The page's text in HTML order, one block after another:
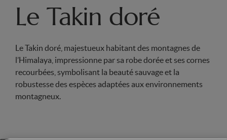
Le Takin doré
Le Takin doré, majestueux habitant des montagnes de
l’Himalaya, impressionne par sa robe dorée et ses cornes
recourbées, symbolisant la beauté sauvage et la
robustesse des espèces adaptées aux environnements
montagneux.